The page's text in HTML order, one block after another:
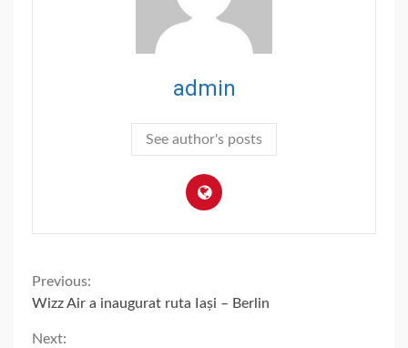
admin
See author's posts
Continue
Reading
Previous:
Wizz Air a inaugurat ruta Iași – Berlin
Next: